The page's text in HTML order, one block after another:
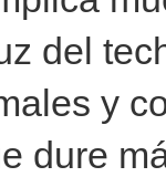
del
y
dure